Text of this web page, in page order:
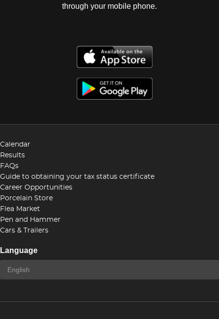
through your mobile phone.
Calendar
Results
FAQs
Guide to obtaining your tax status certificate
Career Opportunities
Porcelain Store
Flea Market
Pen and Hammer
Cars & Trailers
Language